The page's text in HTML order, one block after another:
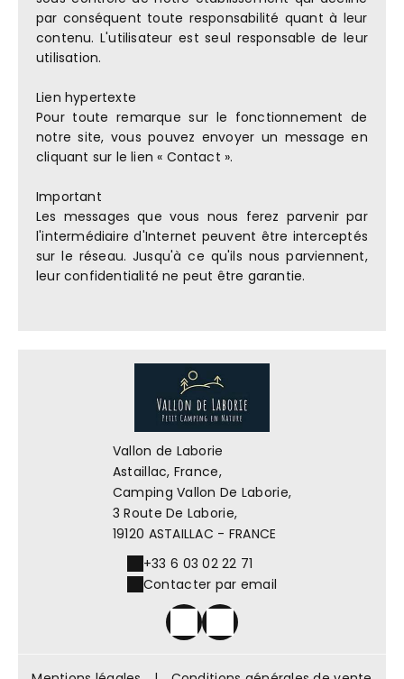
par conséquent toute responsabilité quant à leur
contenu. L'utilisateur est seul responsable de leur
utilisation.
Lien hypertexte
Pour toute remarque sur le fonctionnement de
notre site, vous pouvez envoyer un message en
cliquant sur le lien « Contact ».
Important
Les messages que vous nous ferez parvenir par
l'intermédiaire d'Internet peuvent être interceptés
sur le réseau. Jusqu'à ce qu'ils nous parviennent,
leur confidentialité ne peut être garantie.
Vallon de Laborie
Astaillac, France,
Camping Vallon De Laborie,
3 Route De Laborie,
19120 ASTAILLAC - FRANCE
+33 6 03 02 22 71
Contacter par email